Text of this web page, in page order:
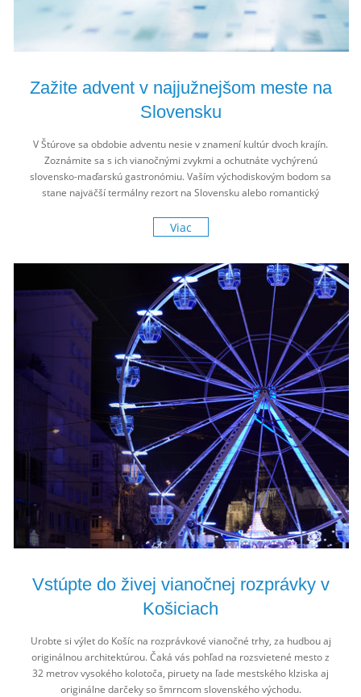
Zažite advent v najjužnejšom meste na
Slovensku
V Štúrove sa obdobie adventu nesie v znamení kultúr dvoch krajín.
Zoznámite sa s ich vianočnými zvykmi a ochutnáte vychýrenú
slovensko-maďarskú gastronómiu. Vaším východiskovým bodom sa
stane najväčší termálny rezort na Slovensku alebo romantický
Dunaj.
Viac
Vstúpte do živej vianočnej rozprávky v
Košiciach
Urobte si výlet do Košíc na rozprávkové vianočné trhy, za hudbou aj
originálnou architektúrou. Čaká vás pohľad na rozsvietené mesto z
32 metrov vysokého kolotoča, piruety na ľade mestského klziska aj
originálne darčeky so šmrncom slovenského východu.